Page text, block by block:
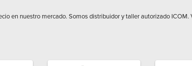
en nuestro mercado. Somos distribuidor y taller autorizado ICOM.